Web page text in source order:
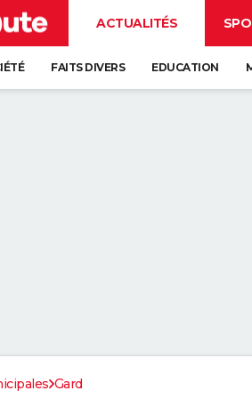
ACTUALITÉS
FAITS DIVERS EDUCATION
Gard